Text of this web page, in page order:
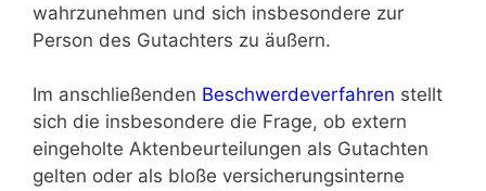
wahrzunehmen und sich insbesondere zur
Person des Gutachters zu äußern.
Im anschließenden Beschwerdeverfahren stellt
sich die insbesondere die Frage, ob extern
eingeholte Aktenbeurteilungen als Gutachten
gelten oder als bloße versicherungsinterne